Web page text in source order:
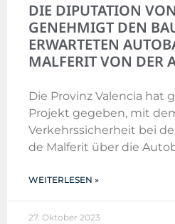
DIE DIPUTATION
GENEHMIGT DEN
ERWARTETEN
MALFERIT VON DER
Die Provinz Valencia hat
Projekt gegeben, mit
Verkehrssicherheit bei
de Malferit über die
WEITERLESEN »
27. Oktober 2023